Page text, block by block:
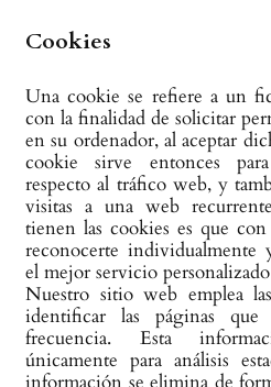
Cookies
Una cookie se refiere a un
con la finalidad de solicitar
en su ordenador, al aceptar
cookie sirve entonces
respecto al tráfico web, y
visitas a una web
tienen las cookies es que
reconocerte
el mejor servicio
Nuestro sitio web emplea
identificar las páginas
frecuencia. Esta
únicamente para análisis
información se elimina de